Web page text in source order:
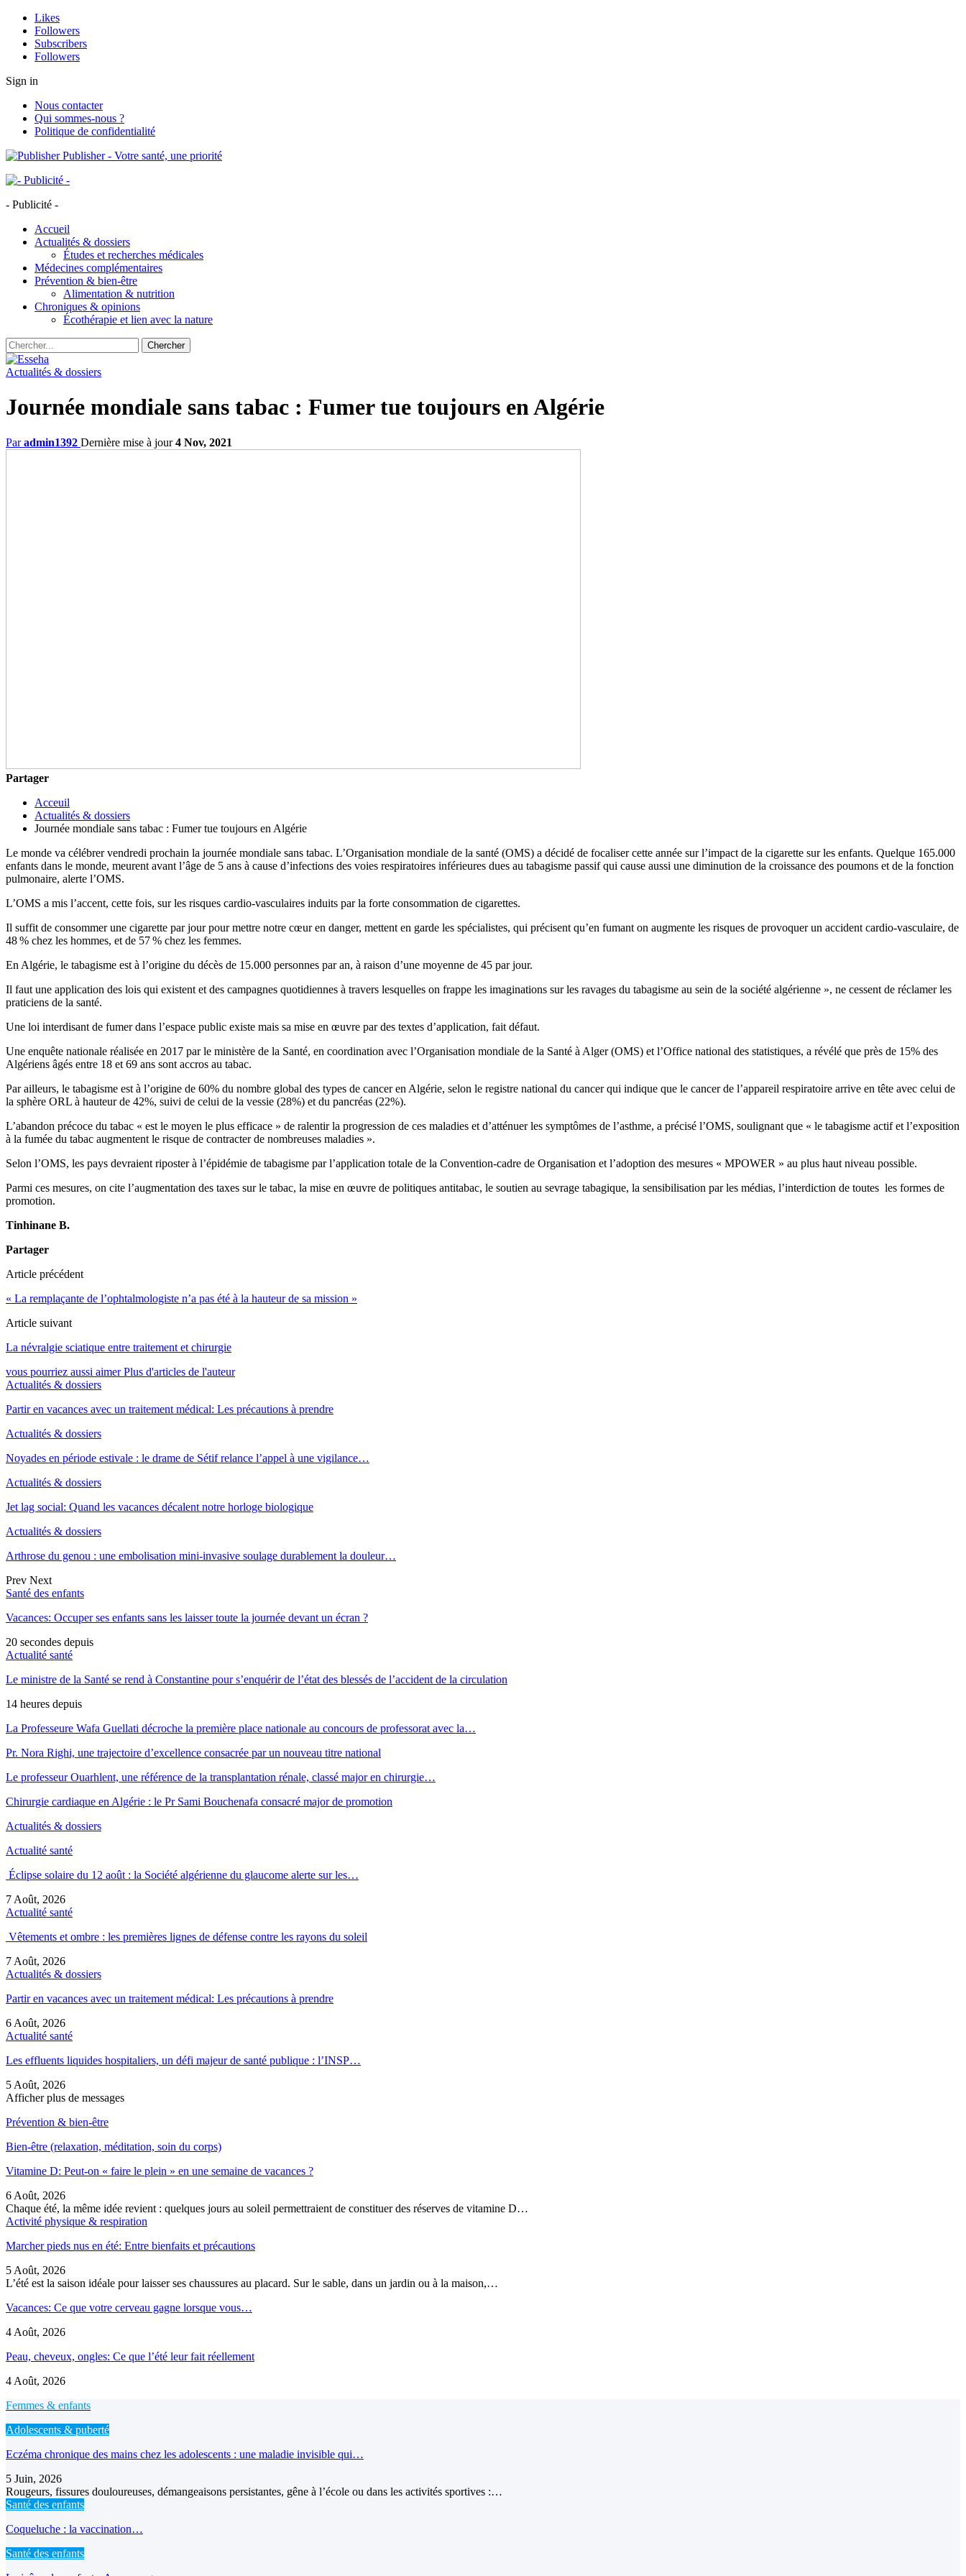
Likes
Followers
Subscribers
Followers
Sign in
Nous contacter
Qui sommes-nous ?
Politique de confidentialité
Publisher - Votre santé, une priorité
- Publicité -
Accueil
Actualités & dossiers
Études et recherches médicales
Médecines complémentaires
Prévention & bien-être
Alimentation & nutrition
Chroniques & opinions
Écothérapie et lien avec la nature
Actualités & dossiers
Journée mondiale sans tabac : Fumer tue toujours en Algérie
Paradmin1392 Dernière mise à jour4 Nov, 2021
Partager
Acceuil
Actualités & dossiers
Journée mondiale sans tabac : Fumer tue toujours en Algérie
Le monde va célébrer vendredi prochain la journée mondiale sans tabac. L’Organisation mondiale de la santé (OMS) a décidé de focaliser cette année sur l’impact de la cigarette sur les enfants. Quelque 165.000
enfants dans le monde, meurent avant l’âge de 5 ans à cause d’infections des voies respiratoires inférieures dues au tabagisme passif qui cause aussi une diminution de la croissance des poumons et de la fonction
pulmonaire, alerte l’OMS.
L’OMS a mis l’accent, cette fois, sur les risques cardio-vasculaires induits par la forte consommation de cigarettes.
Il suffit de consommer une cigarette par jour pour mettre notre cœur en danger, mettent en garde les spécialistes, qui précisent qu’en fumant on augmente les risques de provoquer un accident cardio-vasculaire, de
48 % chez les hommes, et de 57 % chez les femmes.
En Algérie, le tabagisme est à l’origine du décès de 15.000 personnes par an, à raison d’une moyenne de 45 par jour.
Il faut une application des lois qui existent et des campagnes quotidiennes à travers lesquelles on frappe les imaginations sur les ravages du tabagisme au sein de la société algérienne », ne cessent de réclamer les
praticiens de la santé.
Une loi interdisant de fumer dans l’espace public existe mais sa mise en œuvre par des textes d’application, fait défaut.
Une enquête nationale réalisée en 2017 par le ministère de la Santé, en coordination avec l’Organisation mondiale de la Santé à Alger (OMS) et l’Office national des statistiques, a révélé que près de 15% des
Algériens âgés entre 18 et 69 ans sont accros au tabac.
Par ailleurs, le tabagisme est à l’origine de 60% du nombre global des types de cancer en Algérie, selon le registre national du cancer qui indique que le cancer de l’appareil respiratoire arrive en tête avec celui de
la sphère ORL à hauteur de 42%, suivi de celui de la vessie (28%) et du pancréas (22%).
L’abandon précoce du tabac « est le moyen le plus efficace » de ralentir la progression de ces maladies et d’atténuer les symptômes de l’asthme, a précisé l’OMS, soulignant que « le tabagisme actif et l’exposition
à la fumée du tabac augmentent le risque de contracter de nombreuses maladies ».
Selon l’OMS, les pays devraient riposter à l’épidémie de tabagisme par l’application totale de la Convention-cadre de Organisation et l’adoption des mesures « MPOWER » au plus haut niveau possible.
Parmi ces mesures, on cite l’augmentation des taxes sur le tabac, la mise en œuvre de politiques antitabac, le soutien au sevrage tabagique, la sensibilisation par les médias, l’interdiction de toutes les formes de
promotion.
Tinhinane B.
Partager
Article précédent
« La remplaçante de l’ophtalmologiste n’a pas été à la hauteur de sa mission »
Article suivant
La névralgie sciatique entre traitement et chirurgie
vous pourriez aussi aimer Plus d'articles de l'auteur
Actualités & dossiers
Partir en vacances avec un traitement médical: Les précautions à prendre
Actualités & dossiers
Noyades en période estivale : le drame de Sétif relance l’appel à une vigilance…
Actualités & dossiers
Jet lag social: Quand les vacances décalent notre horloge biologique
Actualités & dossiers
Arthrose du genou : une embolisation mini-invasive soulage durablement la douleur…
Prev Next
Santé des enfants
Vacances: Occuper ses enfants sans les laisser toute la journée devant un écran ?
20 secondes depuis
Actualité santé
Le ministre de la Santé se rend à Constantine pour s’enquérir de l’état des blessés de l’accident de la circulation
14 heures depuis
La Professeure Wafa Guellati décroche la première place nationale au concours de professorat avec la…
Pr. Nora Righi, une trajectoire d’excellence consacrée par un nouveau titre national
Le professeur Ouarhlent, une référence de la transplantation rénale, classé major en chirurgie…
Chirurgie cardiaque en Algérie : le Pr Sami Bouchenafa consacré major de promotion
Actualités & dossiers
Actualité santé
Éclipse solaire du 12 août : la Société algérienne du glaucome alerte sur les…
7 Août, 2026
Actualité santé
Vêtements et ombre : les premières lignes de défense contre les rayons du soleil
7 Août, 2026
Actualités & dossiers
Partir en vacances avec un traitement médical: Les précautions à prendre
6 Août, 2026
Actualité santé
Les effluents liquides hospitaliers, un défi majeur de santé publique : l’INSP…
5 Août, 2026
Afficher plus de messages
Prévention & bien-être
Bien-être (relaxation, méditation, soin du corps)
Vitamine D: Peut-on « faire le plein » en une semaine de vacances ?
6 Août, 2026
Chaque été, la même idée revient : quelques jours au soleil permettraient de constituer des réserves de vitamine D…
Activité physique & respiration
Marcher pieds nus en été: Entre bienfaits et précautions
5 Août, 2026
L’été est la saison idéale pour laisser ses chaussures au placard. Sur le sable, dans un jardin ou à la maison,…
Vacances: Ce que votre cerveau gagne lorsque vous…
4 Août, 2026
Peau, cheveux, ongles: Ce que l’été leur fait réellement
4 Août, 2026
Femmes & enfants
Adolescents & puberté
Eczéma chronique des mains chez les adolescents : une maladie invisible qui…
5 Juin, 2026
Rougeurs, fissures douloureuses, démangeaisons persistantes, gêne à l’école ou dans les activités sportives :…
Santé des enfants
Coqueluche : la vaccination…
Santé des enfants